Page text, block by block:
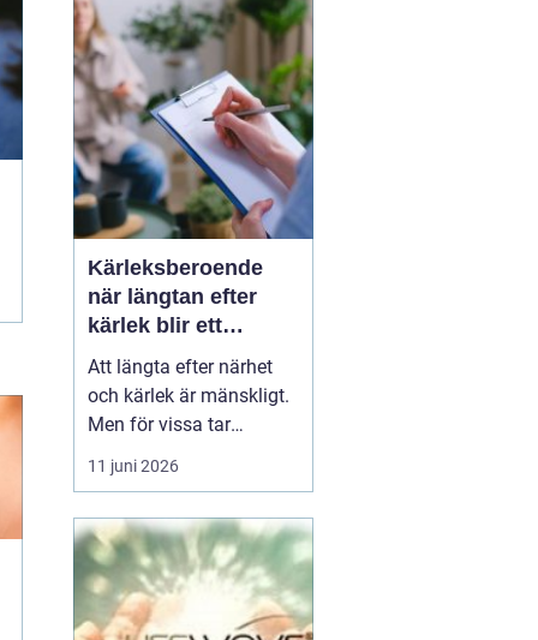
vägen mellan olika
mottagningar kortare...
Kärleksberoende
när längtan efter
kärlek blir ett
beroende
Att längta efter närhet
och kärlek är mänskligt.
Men för vissa tar
längtan över helt.
Relationer, förälskelser
rätta blir viktigare än
jobb, vänner, hälsa och
till och med den egna
säkerheten. Då handlar
11 juni 2026